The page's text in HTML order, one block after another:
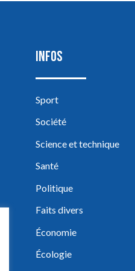
INFOS
Sport
Société
Science et technique
Santé
Politique
Faits divers
Économie
Écologie